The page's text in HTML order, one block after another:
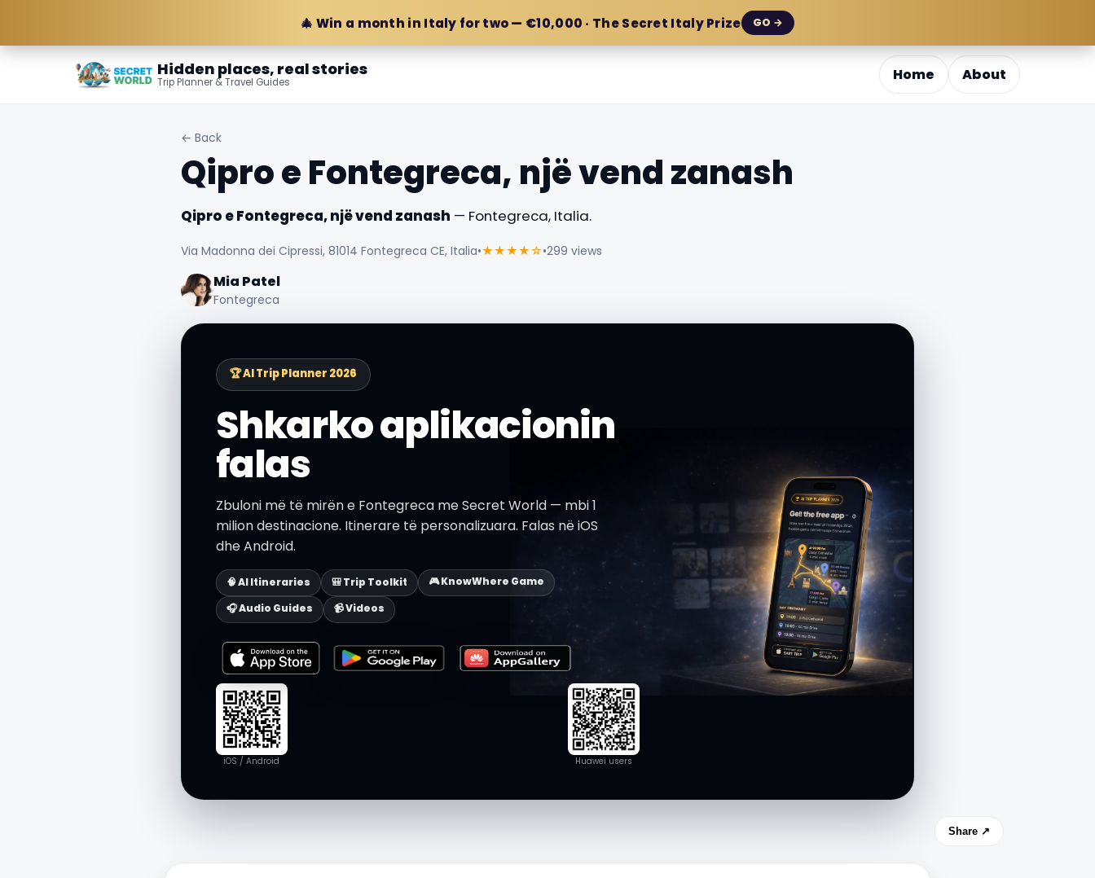
🎄 Win a month in Italy for two — €10,000 · The Secret Italy Prize GO →
Hidden places, real stories
Trip Planner & Travel Guides Home About
← Back
Qipro e Fontegreca, një vend zanash
Qipro e Fontegreca, një vend zanash — Fontegreca, Italia.
Via Madonna dei Cipressi, 81014 Fontegreca CE, Italia•★★★★☆•299 views
Mia Patel
Fontegreca
🏆 AI Trip Planner 2026
Shkarko aplikacionin
falas
Zbuloni më të mirën e Fontegreca me Secret World — mbi 1
milion destinacione. Itinerare të personalizuara. Falas në iOS
dhe Android.
🧠 AI Itineraries 🎒 Trip Toolkit
🎮 KnowWhere Game
🎧 Audio Guides
📹 Videos
iOS / Android Huawei users
Share ↗